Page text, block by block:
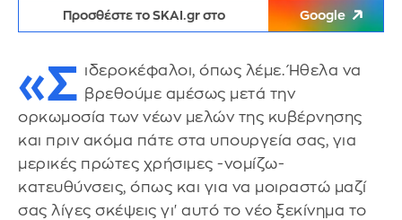
Προσθέστε το SKAI.gr στο Google
«Σ ιδεροκέφαλοι, όπως λέμε. Ήθελα να
βρεθούμε αμέσως μετά την
ορκωμοσία των νέων μελών της κυβέρνησης
και πριν ακόμα πάτε στα υπουργεία σας, για
μερικές πρώτες χρήσιμες -νομίζω-
κατευθύνσεις, όπως και για να μοιραστώ μαζί
σας λίγες σκέψεις γι' αυτό το νέο ξεκίνημα το